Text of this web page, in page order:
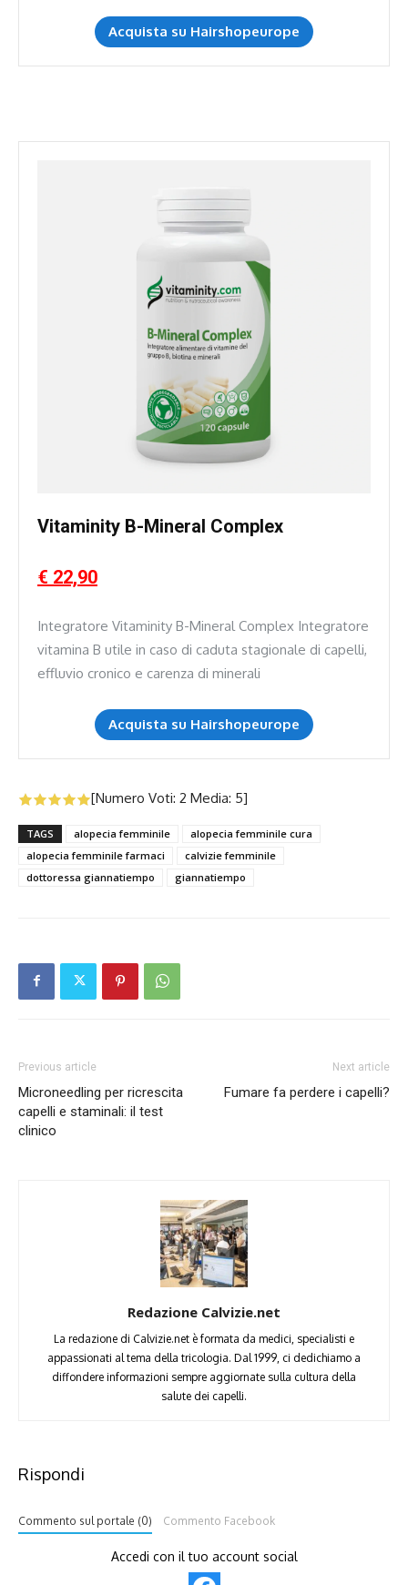
Acquista su Hairshopeurope
Vitaminity B-Mineral Complex
€ 22,90
Integratore Vitaminity B-Mineral Complex Integratore
vitamina B utile in caso di caduta stagionale di capelli,
effluvio cronico e carenza di minerali
Acquista su Hairshopeurope
[Numero Voti: 2 Media: 5]
TAGS alopecia femminile
alopecia femminile cura
alopecia femminile farmaci
calvizie femminile
dottoressa giannatiempo
giannatiempo
Previous article
Microneedling per ricrescita
capelli e staminali: il test
clinico
Next article
Fumare fa perdere i capelli?
Redazione Calvizie.net
La redazione di Calvizie.net è formata da medici, specialisti e
appassionati al tema della tricologia. Dal 1999, ci dedichiamo a
diffondere informazioni sempre aggiornate sulla cultura della
salute dei capelli.
Rispondi
Commento sul portale (0) Commento Facebook
Accedi con il tuo account social